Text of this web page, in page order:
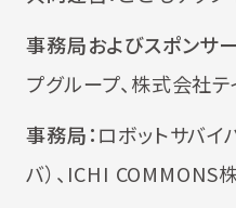
事務局およびスポンサー
プグループ、株式会社テ
事務局：ロボットサバイ
バ）、ICHI COMMONS